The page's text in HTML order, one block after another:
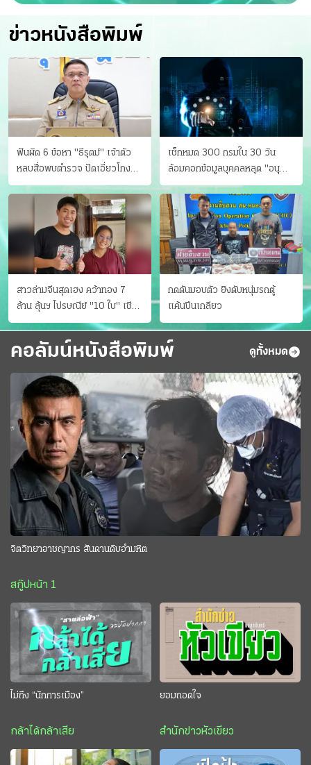
ข่าวหนังสือพิมพ์
ฟันผิด 6 ข้อหา "ธีรุตม์" เจ้าตัว
หลบสื่อพบตำรวจ ปัดเอี่ยวโกง
สอบท้องถิ่น จ่อบี้รํ่ารวยมากปกติ
เช็กหมด 300 กรมใน 30 วัน
ล้อมคอกข้อมูลบุคคลหลุด "อนุ
ดิษฐ์" ขยี้ภัยระดับชาติ
สาวล่ามจีนสุดเฮง คว้าทอง 7
ล้าน ลุ้นฯ ไปรษณีย์ "10 ใบ" เชียร์
สเปนได้แชมป์
กดดันมอบตัว ยิงดับหนุ่มรถตู้
แค้นปีนเกลียว
คอลัมน์หนังสือพิมพ์ ดูทั้งหมด
จิตวิทยาอาชญากร สันดานดิบอำมหิต
สกู๊ปหน้า 1
ไม่ถึง “นักการเมือง”
กล้าได้กล้าเสีย
ยอมถอดใจ
สำนักข่าวหัวเขียว